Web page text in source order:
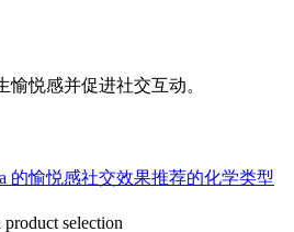
愉悦感并促进社交互动。
的愉悦感社交效果推荐的化学类型